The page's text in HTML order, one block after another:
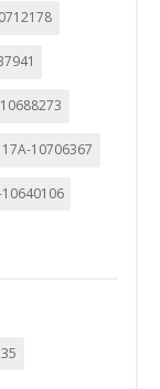
10706367
10640106